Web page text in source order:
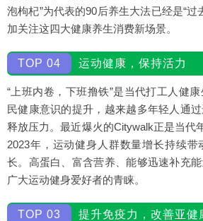
泡枸杞”为代表的90后养生大法已经是“过
加关注这四大健康养生消费新场景。
TOP 04 运动健康，保持活力
“上班内卷，下班撸铁”是当代打工人健
民健康意识的提升，越来越多年轻人通
释放压力。最近爆火的Citywalk正是当代
2023年，运动健身人群数量增长持续
长。高蛋白、富含营养、能够迅速补充
广大运动健身爱好者的青睐。
TOP 03 提升免疫力，改善亚健